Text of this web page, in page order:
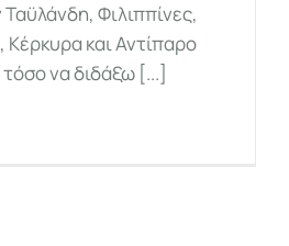
Φιλιππίνες,
Κέρκυρα και Αντίπαρο
τόσο να διδάξω [...]